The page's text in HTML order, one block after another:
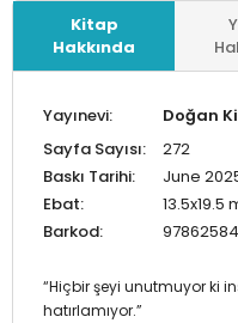
Kitap
Hakkında
Yayınevi:
Doğan
Sayfa Sayısı:
272
Baskı Tarihi:
June
Ebat:
13.5x19.5
Barkod:
“Hiçbir şeyi unutmuyor ki
hatırlamıyor.”